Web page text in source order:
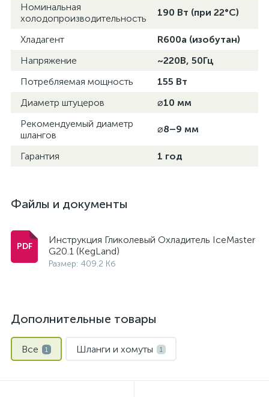
Номинальная
холодопроизводительность
190 Вт (при 22°C)
Хладагент
R600a (изобутан)
Напряжение
~220В, 50Гц
Потребляемая мощность
155 Вт
Диаметр штуцеров
⌀10 мм
Рекомендуемый диаметр
шлангов
⌀8–9 мм
Гарантия 1 год
Файлы и документы
Инструкция Гликолевый Охладитель IceMaster
G20.1 (KegLand)
Размер: 409.2 Кб
Дополнительные товары
Все 1 Шланги и хомуты 1